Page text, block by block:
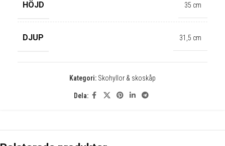
HÖJD 35 cm
DJUP 31,5 cm
Kategori: Skohyllor & skoskåp
Dela: